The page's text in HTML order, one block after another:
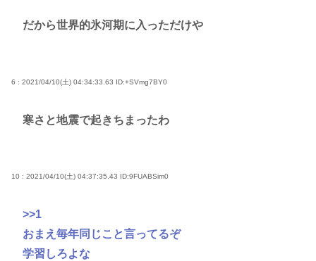
だから世界的氷河期に入っただけや
6 : 2021/04/10(土) 04:34:33.63 ID:+SVmg7BY0
寒さと地震で起きちまったわ
10 : 2021/04/10(土) 04:37:35.43 ID:9FUABSim0
>>1
おまえ毎年同じこと言ってるぞ
学習しろよな